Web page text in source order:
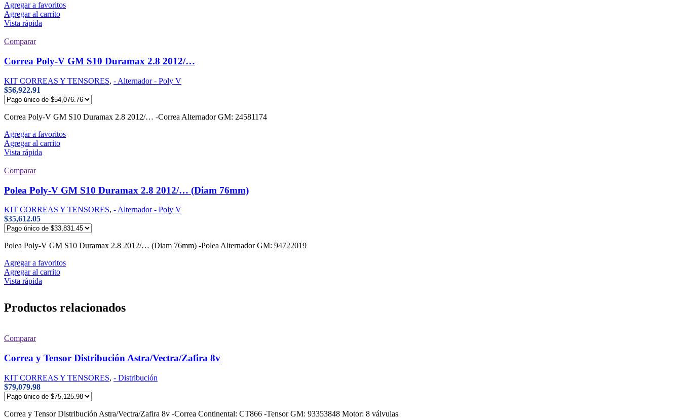
Agregar a favoritos
Agregar al carrito
Vista rápida
Comparar
Correa Poly-V GM S10 Duramax 2.8 2012/…
KIT CORREAS Y TENSORES, - Alternador - Poly V
$56,922.91
Correa Poly-V GM S10 Duramax 2.8 2012/… -Correa Alternador GM: 24581174
Agregar a favoritos
Agregar al carrito
Vista rápida
Comparar
Polea Poly-V GM S10 Duramax 2.8 2012/… (Diam 76mm)
KIT CORREAS Y TENSORES, - Alternador - Poly V
$35,612.05
Polea Poly-V GM S10 Duramax 2.8 2012/… (Diam 76mm) -Polea Alternador GM: 94722019
Agregar a favoritos
Agregar al carrito
Vista rápida
Productos relacionados
Comparar
Correa y Tensor Distribución Astra/Vectra/Zafira 8v
KIT CORREAS Y TENSORES, - Distribución
$79,079.98
Correa y Tensor Distribución Astra/Vectra/Zafira 8v -Correa Continental: CT866 -Tensor GM: 93353848 Motor: 8 válvulas